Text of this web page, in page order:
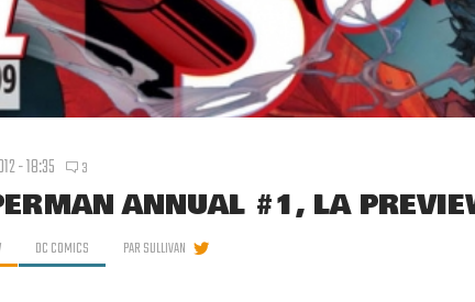
- 18:35 3
ANNUAL #1, LA
DC COMICS PARSULLIVAN